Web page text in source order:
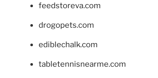
feedstoreva.com
drogopets.com
ediblechalk.com
tabletennisnearme.com